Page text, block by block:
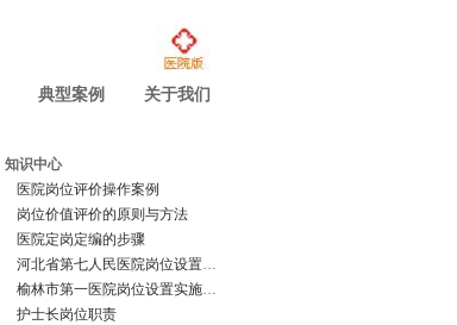
典型案例 关于我们
知识中心
医院岗位评价操作案例
岗位价值评价的原则与方法
医院定岗定编的步骤
河北省第七人民医院岗位设置方案
榆林市第一医院岗位设置实施方案
护士长岗位职责